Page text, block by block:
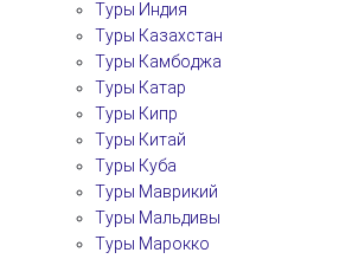
Туры Индия
Туры Казахстан
Туры Камбоджа
Туры Катар
Туры Кипр
Туры Китай
Туры Куба
Туры Маврикий
Туры Мальдивы
Туры Марокко